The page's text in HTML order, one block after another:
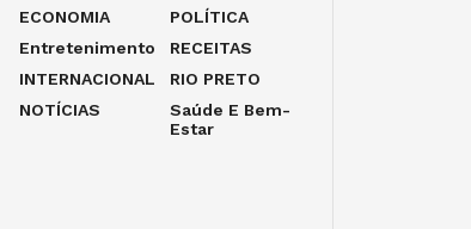
ECONOMIA
Entretenimento
INTERNACIONAL
NOTÍCIAS
POLÍTICA
RECEITAS
RIO PRETO
Saúde E Bem-
Estar